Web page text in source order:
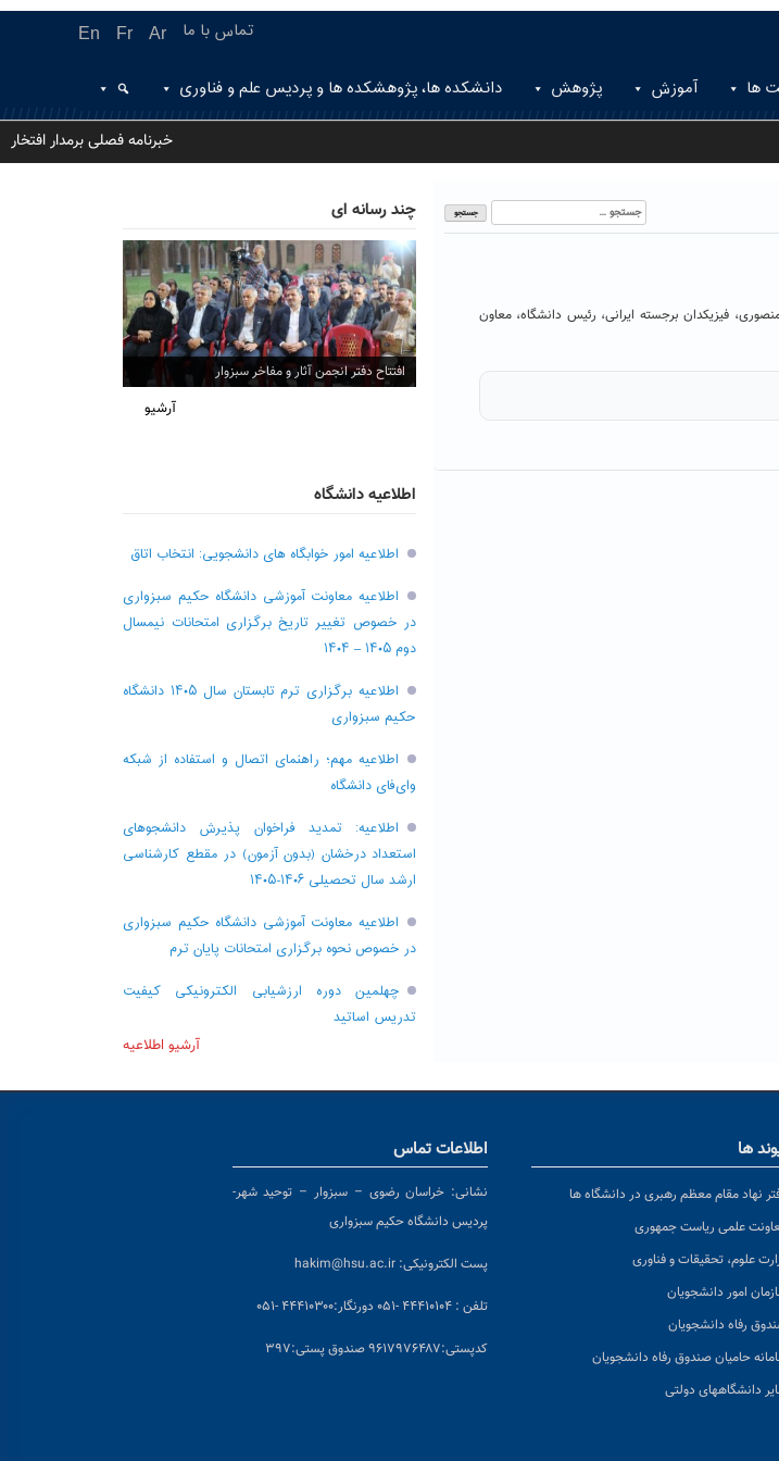
En Fr Ar تماس با ما
ها آموزش پژوهش دانشکده ها، پژوهشکده ها و پردیس علم و فناوری
خبرنامه فصلی برمدار افتخار
جستجو
برای:
فیزیکدان برجسته ایرانی، رئیس دانشگاه، معاون
چند رسانه ای
افتتاح دفتر انجمن آثار و مفاخر سبزوار
آرشیو
اطلاعیه دانشگاه
اطلاعیه امور خوابگاه های دانشجویی: انتخاب اتاق
اطلاعیه معاونت آموزشی دانشگاه حکیم سبزواری
در خصوص تغییر تاریخ برگزاری امتحانات نیمسال
دوم ۱۴۰۵ – ۱۴۰۴
اطلاعیه برگزاری ترم تابستان سال ۱۴۰۵ دانشگاه
حکیم سبزواری
اطلاعیه مهم؛ راهنمای اتصال و استفاده از شبکه
وای‌فای دانشگاه
اطلاعیه: تمدید فراخوان پذیرش دانشجو‌های
استعداد درخشان (بدون آزمون) در مقطع کارشناسی
ارشد سال تحصیلی ۱۴۰۶-۱۴۰۵
اطلاعیه معاونت آموزشی دانشگاه حکیم سبزواری
در خصوص نحوه برگزاری امتحانات پایان ترم
چهلمین دوره ارزشیابی الکترونیکی کیفیت
تدریس اساتید
آرشیو اطلاعیه
ها
نهاد مقام معظم رهبری در دانشگاه ها
علمی ریاست جمهوری
علوم، تحقیقات و فناوری
امور دانشجویان
رفاه دانشجویان
حامیان صندوق رفاه دانشجویان
دانشگاههای دولتی
اطلاعات تماس
نشانی: خراسان رضوی – سبزوار – توحید شهر-
پردیس دانشگاه حکیم سبزواری
پست الکترونیکی: hakim@hsu.ac.ir
تلفن : ۴۴۴۱۰۱۰۴ -۰۵۱ دورنگار:۴۴۴۱۰۳۰۰ -۰۵۱
کدپستی:۹۶۱۷۹۷۶۴۸۷ صندوق پستی:۳۹۷